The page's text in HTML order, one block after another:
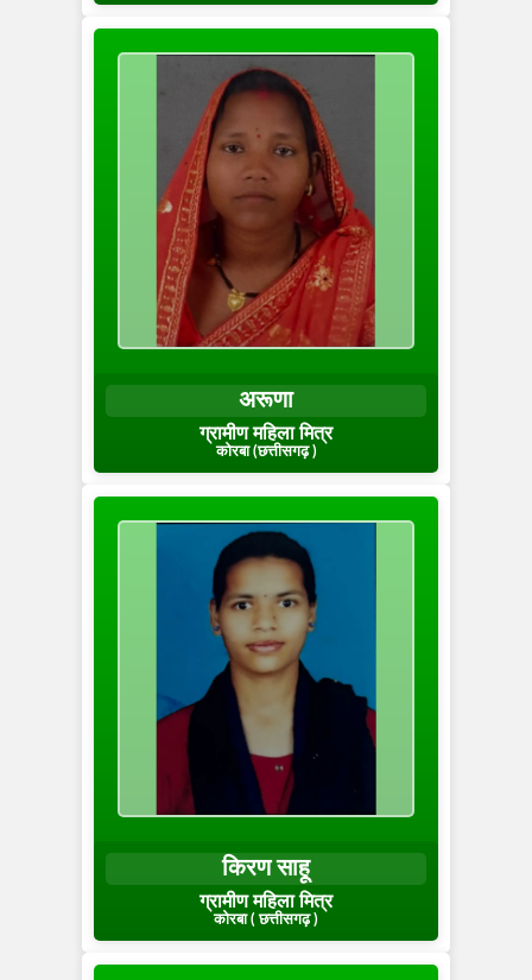
अरूणा
ग्रामीण महिला मित्र
कोरबा (छत्तीसगढ़ )
किरण साहू
ग्रामीण महिला मित्र
कोरबा ( छत्तीसगढ़ )